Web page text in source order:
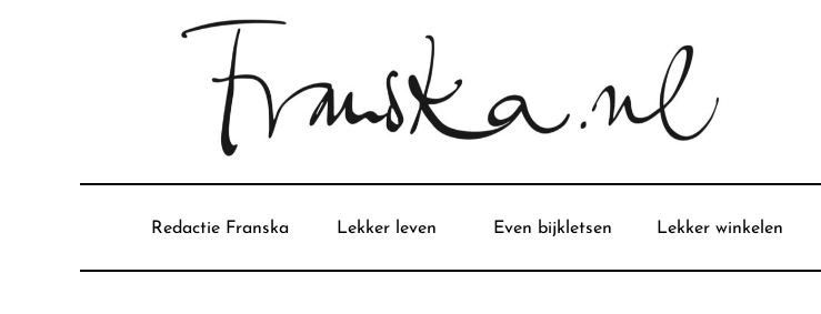
Redactie Franska Lekker leven Even bijkletsen Lekker winkelen